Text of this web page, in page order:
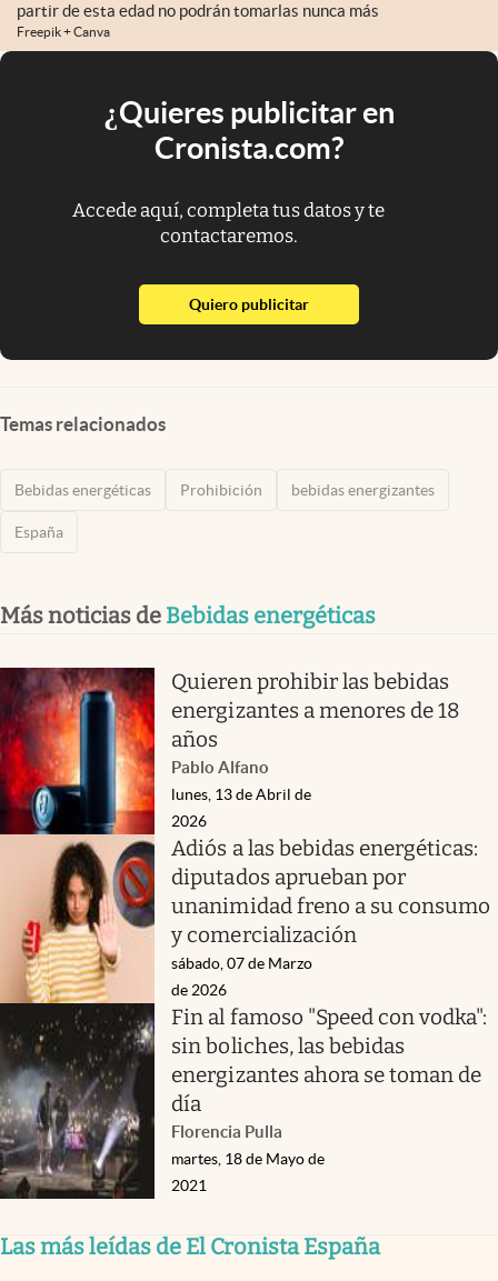
partir de esta edad no podrán tomarlas nunca más
Freepik + Canva
¿Quieres publicitar en
Cronista.com?
Accede aquí, completa tus datos y te
contactaremos.
Quiero publicitarabre en nueva pestaña
Temas relacionados
Bebidas energéticas Prohibición bebidas energizantes
España
Más noticias de Bebidas energéticas
Quieren prohibir las bebidas
energizantes a menores de 18
años
Pablo Alfano
lunes, 13 de Abril de
2026
Adiós a las bebidas energéticas:
diputados aprueban por
unanimidad freno a su consumo
y comercialización
sábado, 07 de Marzo
de 2026
Fin al famoso "Speed con vodka":
sin boliches, las bebidas
energizantes ahora se toman de
día
Florencia Pulla
martes, 18 de Mayo de
2021
Las más leídas de El Cronista España